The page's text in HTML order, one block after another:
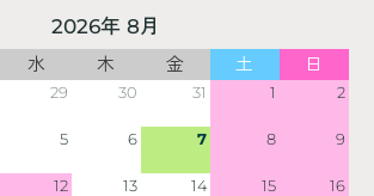
2026年 8月
水 木 金 土 日
29 30 31 1 2
5 6 7 8 9
12 13 14 15 16